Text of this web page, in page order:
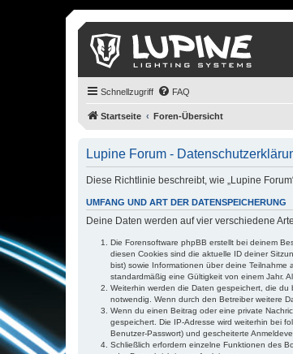
Schnellzugriff FAQ
Startseite Foren-Übersicht
Lupine Forum -
Diese Richtlinie beschreibt, wie „Lupine
UMFANG UND ART DER DATENSPEICHERUNG
Deine Daten werden auf vier verschiedene
Die Forensoftware phpBB erstellt bei deinem
diesen Cookies sind die aktuelle ID deiner
bist) sowie Informationen über deine
standardmäßig eine Gültigkeit von einem Jahr.
Weiterhin werden die Daten gespeichert, die
notwendig. Wenn durch den Betreiber weitere
Wenn du einen Beitrag oder eine private
gespeichert. Die IP-Adresse wird weiterhin bei
Benutzer-Passwort) und gescheiterte
Schließlich erfordern einzelne Funktionen des